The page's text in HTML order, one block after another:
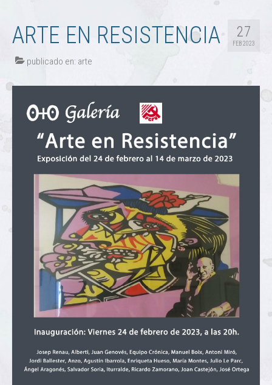
27
FEB 2023
ARTE EN RESISTENCIA
publicado en: arte